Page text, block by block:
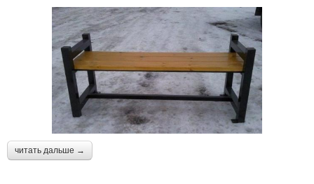
читать дальше →